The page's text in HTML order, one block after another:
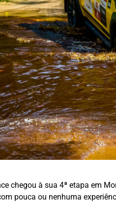
chegou à sua 4ª etapa em
pouca ou nenhuma